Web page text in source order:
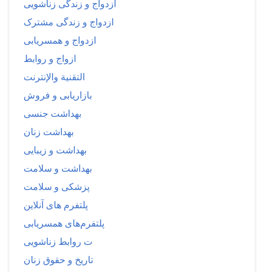
ازدواج و زندگی زناشویی
ازدواج و زندگی مشترک
ازدواج و همسریابی
ازواج و روابط
التقنية والإنترنت
بازاریابی و فروش
بهداشت جنسی
بهداشت زنان
بهداشت و زیبایی
بهداشت و سلامت
پزشکی و سلامت
پلتفرم های آنلاین
پلتفرم‌های همسریابی
ت روابط زناشویی
تاریخ و حقوق زنان